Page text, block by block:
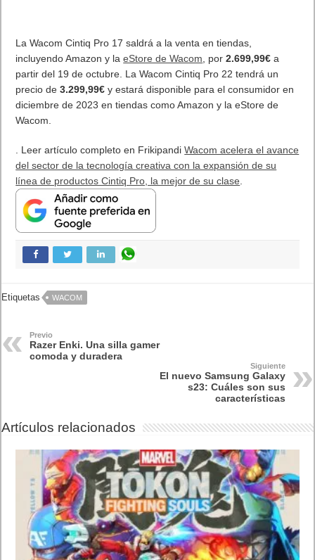
Próximamente en XBOX Game Pass: Gears of War E-Day Open
Beta, Mio: Memories in Orbit, Cricket 26 y mucho más
5 agosto, 2026
este juego, centrado en combates estratégicos, que llegará en
exclusiva a Nintendo Switch
5 agosto, 2026
Publicidad